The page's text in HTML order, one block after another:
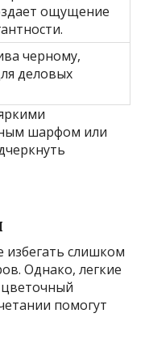
ощущение
черному,
деловых
шарфом или
избегать слишком
Однако, легкие
помогут